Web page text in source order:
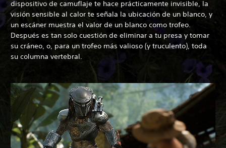
dispositivo de camuflaje te hace prácticamente invisible, la
visión sensible al calor te señala la ubicación de un blanco, y
un escáner muestra el valor de un blanco como trofeo.
Después es tan solo cuestión de eliminar a tu presa y tomar
su cráneo, o, para un trofeo más valioso (y truculento), toda
su columna vertebral.